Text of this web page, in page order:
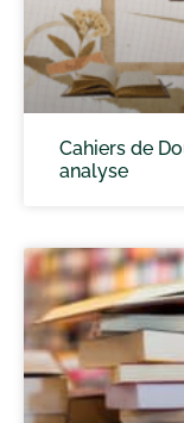
Cahiers de
analyse